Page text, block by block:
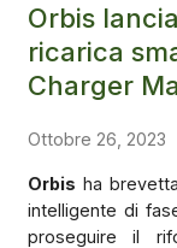
Orbis
ricarica
Charger
Ottobre 26, 2023
Orbis ha
intelligente di
proseguire il